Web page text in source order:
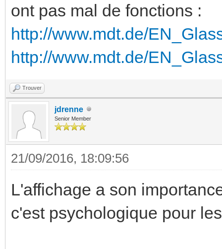
ont pas mal de fonctions :
http://www.mdt.de/
http://www.mdt.de/
Trouver
jdrenne
Senior Member
21/09/2016, 18:09:56
L'affichage a son
c'est psychologique pour